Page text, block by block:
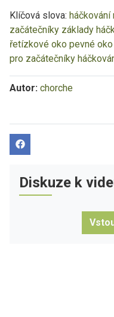
Klíčová slova: háčkování
začátečníky základy
řetízkové oko pevné oko
pro začátečníky
Autor: chorche
Diskuze k